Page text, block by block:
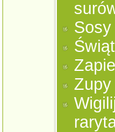
Sosy
Zupy